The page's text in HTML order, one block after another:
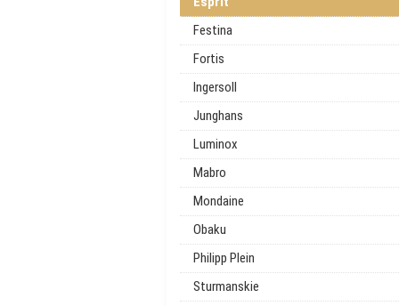
Festina
Fortis
Ingersoll
Junghans
Luminox
Mabro
Mondaine
Obaku
Philipp Plein
Sturmanskie